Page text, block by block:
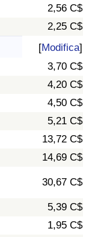
2,56 C$
2,25 C$
[Modifica]
3,70 C$
4,20 C$
4,50 C$
5,21 C$
13,72 C$
14,69 C$
30,67 C$
5,39 C$
1,95 C$